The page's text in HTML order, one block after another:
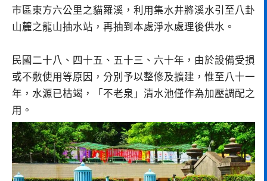
市區東方六公里之貓羅溪，利用集水井將溪水引至八卦
山麓之龍山抽水站，再抽到本處淨水處理後供水。
民國二十八、四十五、五十三、六十年，由於設備受損
或不敷使用等原因，分別予以整修及擴建，惟至八十一
年，水源已枯竭，「不老泉」清水池僅作為加壓調配之
用。